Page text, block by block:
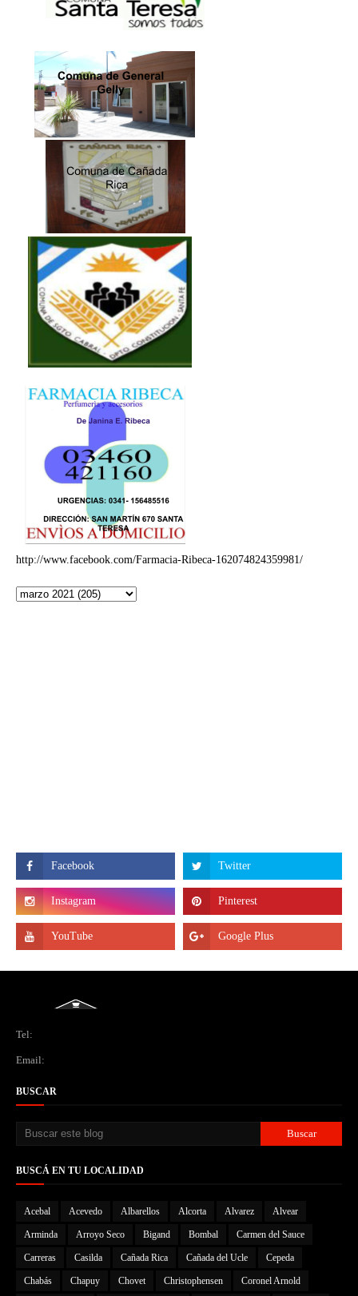
http://www.facebook.com/Farmacia-Ribeca-162074824359981/
Tel:
Email:
BUSCAR
BUSCÁ EN TU LOCALIDAD
Acebal Acevedo Albarellos Alcorta Alvarez Alvear
Arminda Arroyo Seco Bigand Bombal Carmen del Sauce
Carreras Casilda Cañada Rica Cañada del Ucle Cepeda
Chabás Chapuy Chovet Christophensen Coronel Arnold